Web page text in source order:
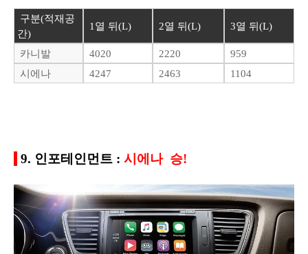
구분(적재공
간)
1열 뒤(L) 2열 뒤(L) 3열 뒤(L)
카니발 4020 2220
959
시에나
4247 2463 1104
9. 인포테인먼트 : 시에나 승!